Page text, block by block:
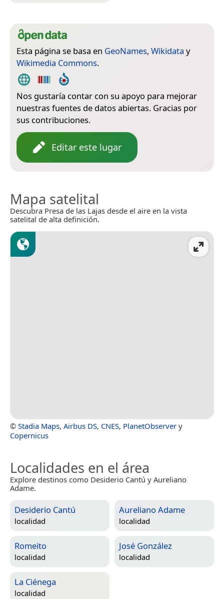
Esta página se basa en GeoNames, Wikidata y
Wikimedia Commons.
Nos gustaría contar con su apoyo para mejorar
nuestras fuentes de datos abiertas. Gracias por
sus contribuciones.
Editar este lugar
Mapa satelital
Descubra Presa de las Lajas desde el aire en la vista
satelital de alta definición.
© Stadia Maps, Airbus DS, CNES, PlanetObserver y
Copernicus
Localidades en el área
Explore destinos como Desiderio Cantú y Aureliano
Adame.
Desiderio Cantú
localidad
Aureliano Adame
localidad
Romeito
localidad
José González
localidad
La Ciénega
localidad